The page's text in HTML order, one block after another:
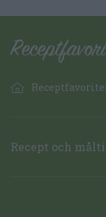
Recept och